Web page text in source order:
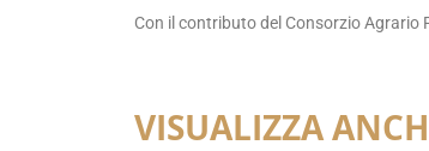
Con il contributo del Consorzio Agrario
VISUALIZZA